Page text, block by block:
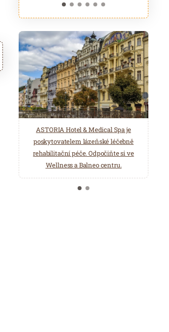
ASTORIA Hotel & Medical Spa je
poskytovatelem lázeňské léčebně
rehabilitační péče. Odpočiňte si ve
Wellness a Balneo centru.
Belgická značka Aromen nabízí
přírodní produkty pro wellness a
saunová centra. Éterické oleje,
hydroláty, esence pro parní lázně…